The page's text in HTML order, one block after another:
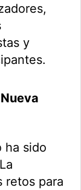
y
ha sido
retos para